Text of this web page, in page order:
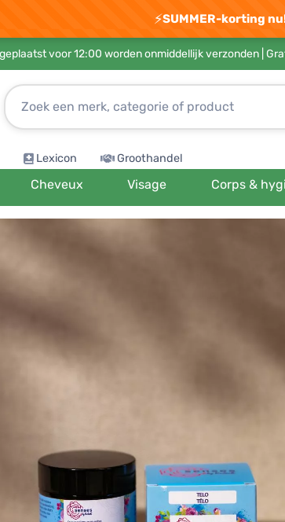
⚡SUMMER-korting
voor 12:00 worden onmiddellijk verzonden |
Lexicon Groothandel
Cheveux Visage Corps &